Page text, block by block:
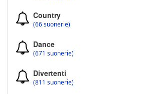
Country
(66 suonerie)
Dance
(671 suonerie)
Divertenti
(811 suonerie)